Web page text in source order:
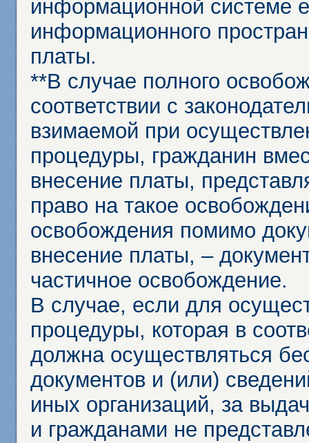
информационной системе
информационного
платы.
**В случае полного
соответствии с
взимаемой при
процедуры, гражданин
внесение платы,
право на такое
освобождения помимо
внесение платы, –
частичное освобождение.
В случае, если для
процедуры, которая в
должна осуществляться
документов и (или)
иных организаций, за
и гражданами не